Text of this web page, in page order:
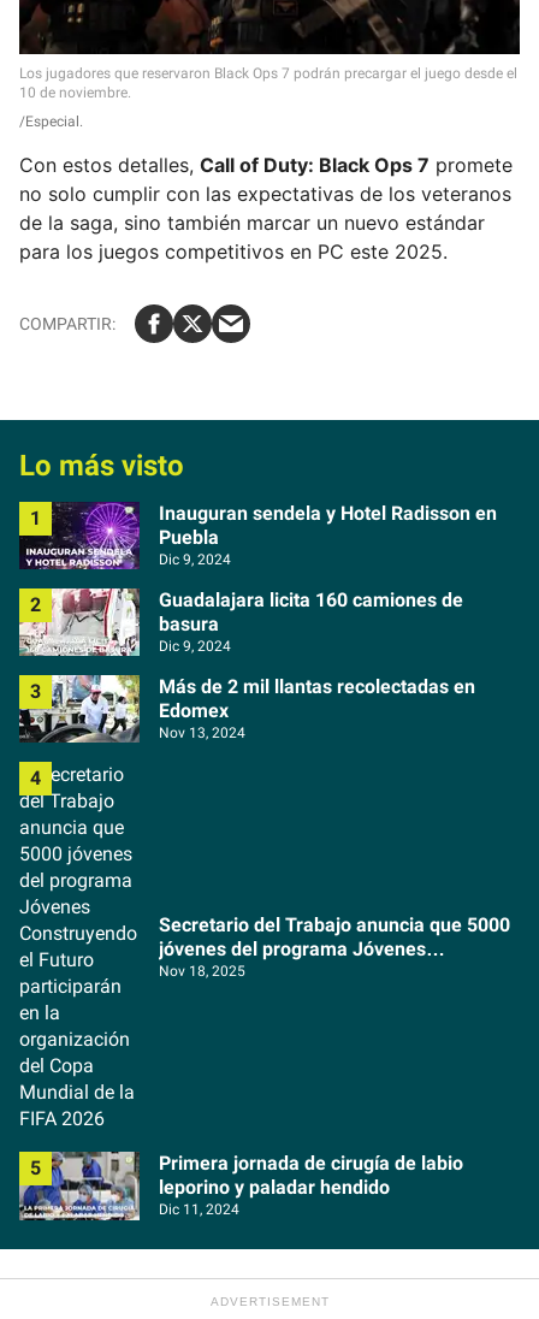
Los jugadores que reservaron Black Ops 7 podrán precargar el juego desde el
10 de noviembre.
Especial.
Con estos detalles, Call of Duty: Black Ops 7 promete
no solo cumplir con las expectativas de los veteranos
de la saga, sino también marcar un nuevo estándar
para los juegos competitivos en PC este 2025.
Lo más visto
Inauguran sendela y Hotel Radisson en
Puebla
Dic 9, 2024
Guadalajara licita 160 camiones de
basura
Dic 9, 2024
Más de 2 mil llantas recolectadas en
Edomex
Nov 13, 2024
Secretario del Trabajo anuncia que 5000
jóvenes del programa Jóvenes
Construyendo el Futuro participarán en la
Nov 18, 2025
Primera jornada de cirugía de labio
leporino y paladar hendido
Dic 11, 2024